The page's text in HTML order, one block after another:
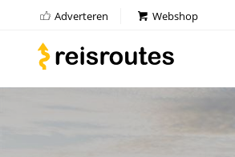
Adverteren Webshop